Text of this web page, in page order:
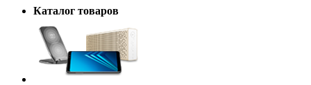
Каталог товаров